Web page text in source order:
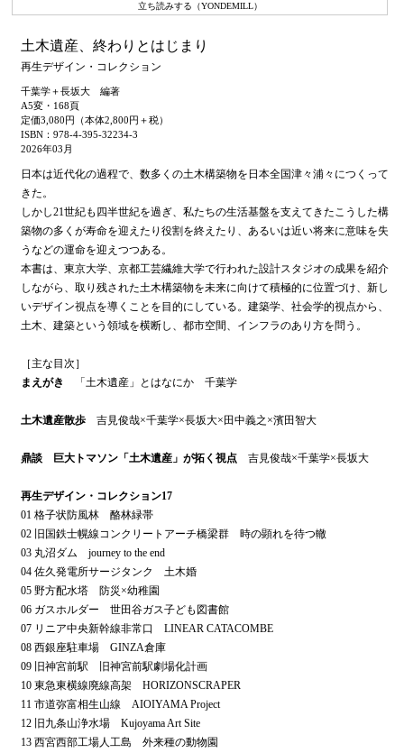
立ち読みする（YONDEMILL）
土木遺産、終わりとはじまり
再生デザイン・コレクション
千葉学＋長坂大 編著
A5変・168頁
定価3,080円（本体2,800円＋税）
ISBN：978-4-395-32234-3
2026年03月
日本は近代化の過程で、数多くの土木構築物を日本全国津々浦々につくって
きた。
しかし21世紀も四半世紀を過ぎ、私たちの生活基盤を支えてきたこうした構
築物の多くが寿命を迎えたり役割を終えたり、あるいは近い将来に意味を失
うなどの運命を迎えつつある。
本書は、東京大学、京都工芸繊維大学で行われた設計スタジオの成果を紹介
しながら、取り残された土木構築物を未来に向けて積極的に位置づけ、新し
いデザイン視点を導くことを目的にしている。建築学、社会学的視点から、
土木、建築という領域を横断し、都市空間、インフラのあり方を問う。
［主な目次］
まえがき
「土木遺産」とはなにか 千葉学
土木遺産散歩 吉見俊哉×千葉学×長坂大×田中義之×濱田智大
鼎談 巨大トマソン「土木遺産」が拓く視点 吉見俊哉×千葉学×長坂大
再生デザイン・コレクション17
01 格子状防風林 酪林緑帯
02 旧国鉄士幌線コンクリートアーチ橋梁群 時の顕れを待つ轍
03 丸沼ダム journey to the end
04 佐久発電所サージタンク 土木婚
05 野方配水塔 防災×幼稚園
06 ガスホルダー 世田谷ガス子ども図書館
07 リニア中央新幹線非常口 LINEAR CATACOMBE
08 西銀座駐車場 GINZA倉庫
09 旧神宮前駅 旧神宮前駅劇場化計画
10 東急東横線廃線高架 HORIZONSCRAPER
11 市道弥富相生山線 AIOIYAMA Project
12 旧九条山浄水場 Kujoyama Art Site
13 西宮西部工場人工島 外来種の動物園